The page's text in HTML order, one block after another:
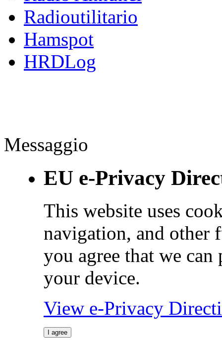
Radioutilitario
Hamspot
HRDLog
Messaggio
EU e-Privacy
This website uses
navigation, and other
you agree that we can
your device.
View e-Privacy
I agree